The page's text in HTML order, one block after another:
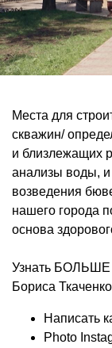
Места для
скважин/
и близлежащих
анализы воды,
возведения
нашего города
основа
Узнать БОЛЬШЕ
Бориса
Написать
Photo